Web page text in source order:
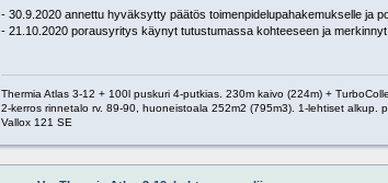
- 30.9.2020 annettu hyväksytty päätös toimenpidelupahakemukselle ja
- 21.10.2020 porausyritys käynyt tutustumassa kohteeseen ja
Thermia Atlas 3-12 + 100l puskuri 4-putkias. 230m kaivo (224m) +
2-kerros rinnetalo rv. 89-90, huoneistoala 252m2 (795m3). 1-lehtiset alkup.
Vallox 121 SE